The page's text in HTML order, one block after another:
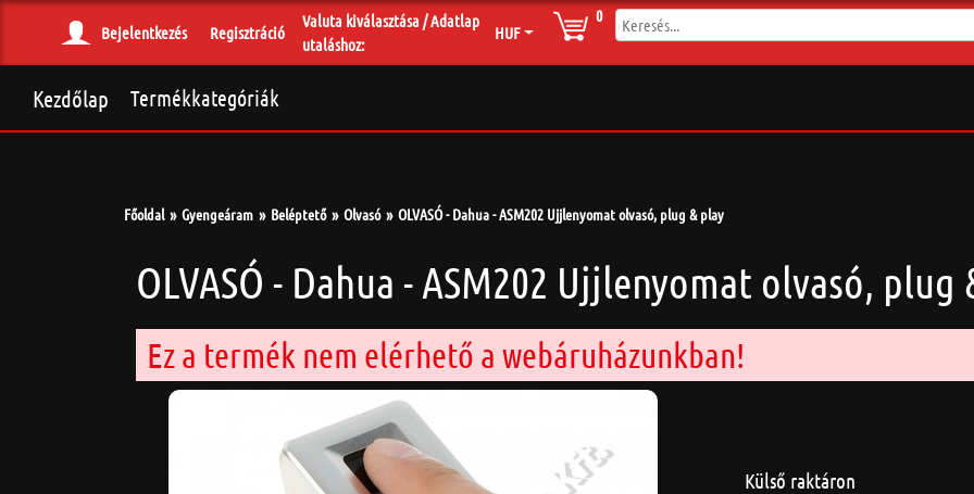
Bejelentkezés Regisztráció
Valuta kiválasztása / Adatlap
utaláshoz:
HUF
0
Termékkategóriák
Kezdőlap
Főoldal Gyengeáram Beléptető Olvasó OLVASÓ - Dahua - ASM202 Ujjlenyomat olvasó, plug & play
OLVASÓ - Dahua - ASM202 Ujjlenyomat olvasó, plug
Ez a termék nem elérhető a webáruházunkban!
Külső raktáron